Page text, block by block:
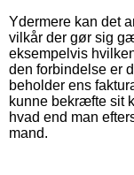
Ydermere kan det
vilkår der gør sig
eksempelvis
den forbindelse er
beholder ens
kunne bekræfte sit
hvad end man
mand.